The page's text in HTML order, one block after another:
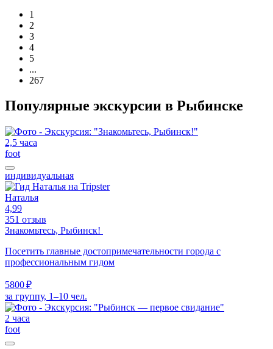
заинтересованы рассказом Анатолия. Большое спасибо
1
2
3
4
5
...
267
Популярные экскурсии в Рыбинске
2,5 часа
foot
индивидуальная
Наталья
4,99
351 отзыв
Знакомьтесь, Рыбинск!
Посетить главные достопримечательности города с
профессиональным гидом
5800 ₽
за группу, 1–10 чел.
2 часа
foot